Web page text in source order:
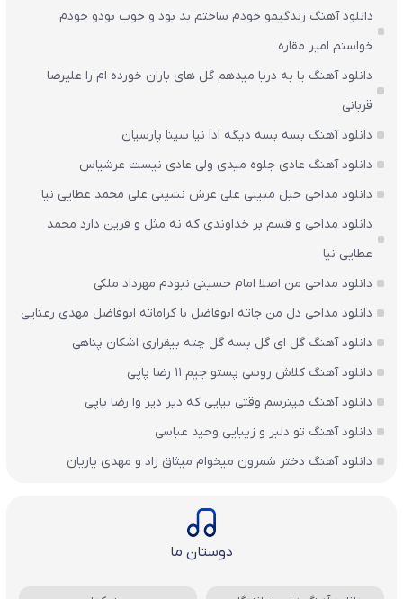
دانلود آهنگ زندگیمو خودم ساختم بد بود و خوب بودو خودم
خواستم امیر مقاره
دانلود آهنگ یا به دریا میدهم گل های باران‌ خورده ام را علیرضا
قربانی
دانلود آهنگ بسه بسه دیگه ادا نیا سینا پارسیان
دانلود آهنگ عادی جلوه میدی ولی عادی نیست عرشیاس
دانلود مداحی حبل متینی علی عرش نشینی علی محمد عطایی نیا
دانلود مداحی و قسم بر خداوندی که نه مثل و قرین دارد محمد
عطایی نیا
دانلود مداحی من اصلا امام حسینی نبودم مهرداد ملکی
دانلود مداحی دل من جاته ابوفاضل با کراماته ابوفاضل مهدی رعنایی
دانلود آهنگ گل ای گل بسه گل چته بیقراری اشکان پناهی
دانلود آهنگ کلاش روسی پستو جیم ۱۱ رضا پاپی
دانلود آهنگ میترسم وقتی بیایی که دیر دیر وا رضا پاپی
دانلود آهنگ تو دلبر و زیبایی وحید عباسی
دانلود آهنگ دختر شمرون میخوام میثاق راد و مهدی یاریان
دوستان ما